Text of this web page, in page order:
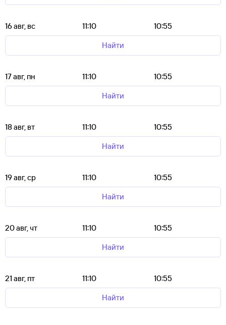
16 авг, вс 11:10
10:55
Найти
17 авг, пн 11:10
10:55
Найти
18 авг, вт 11:10
10:55
Найти
19 авг, ср 11:10
10:55
Найти
20 авг, чт 11:10
10:55
Найти
21 авг, пт 11:10
10:55
Найти